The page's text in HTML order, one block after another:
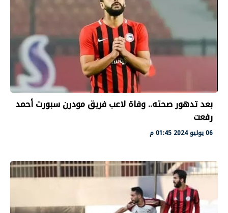
بعد تدهور صحته.. وفاة لاعب فريق مودرن سبورت أحمد
رفعت
06 يوليو 2024 01:45 م